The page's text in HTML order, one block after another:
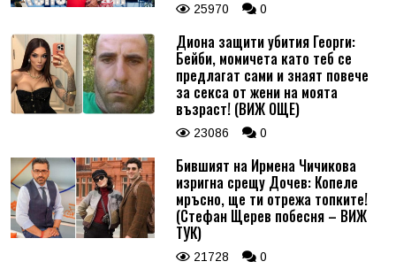
25970 0
Диона защити убития Георги:
Бейби, момичета като теб се
предлагат сами и знаят повече
за секса от жени на моята
възраст! (ВИЖ ОЩЕ)
23086 0
Бившият на Ирмена Чичикова
изригна срещу Дочев: Копеле
мръсно, ще ти отрежа топките!
(Стефан Щерев побесня – ВИЖ
ТУК)
21728 0